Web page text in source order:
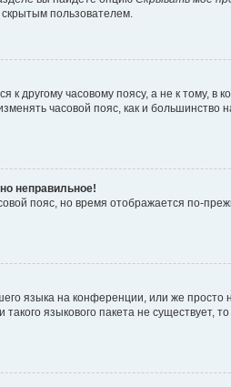
пользователем.
другому часовому поясу, а не к тому, в
часовой пояс, как и
неправильное!
пояс, но время отображается по-
языка на конференции, или же
такого языкового пакета не